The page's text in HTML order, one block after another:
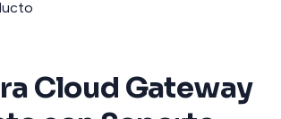
Cloud Gateway